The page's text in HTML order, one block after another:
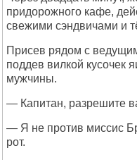
придорожного кафе,
свежими сэндвичами и
Присев рядом с
поддев вилкой кусочек
мужчины.
— Капитан, разрешите
— Я не против миссис
рот.